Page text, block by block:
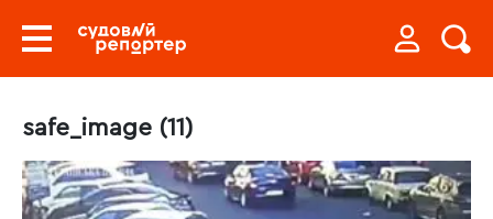
safe_image (11)